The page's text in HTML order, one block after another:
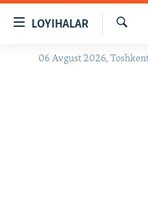
Бош
LOYIHALAR
OZODLIK
Излаш
06 Avgust 2026,